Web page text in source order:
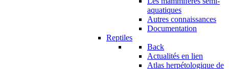
aquatiques
Autres connaissances
Documentation
Reptiles
Back
Actualités en lien
Atlas herpétologique de